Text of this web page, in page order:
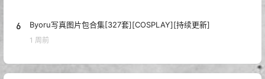
6 Byoru写真图片包合集[327套][COSPLAY][持续更新]
1 周前